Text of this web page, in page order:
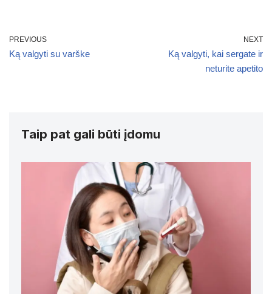
PREVIOUS
Ką valgyti su varške
NEXT
Ką valgyti, kai sergate ir
neturite apetito
Taip pat gali būti įdomu